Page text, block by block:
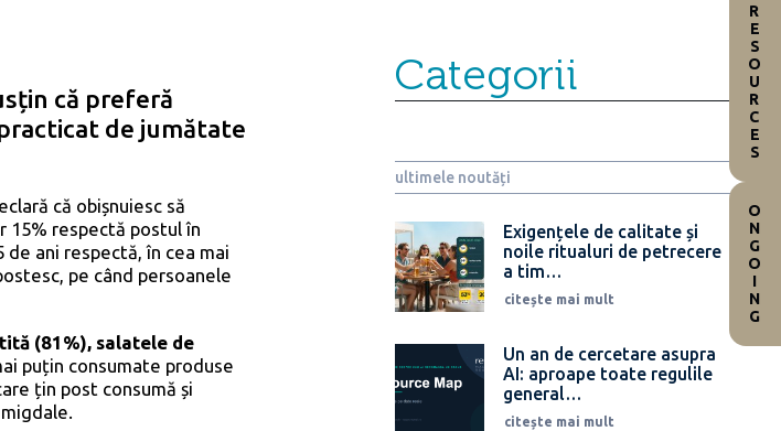
că preferă
de jumătate
că obișnuiesc să
15% respectă postul în
de ani respectă, în cea mai
pe când persoanele
(81%), salatele de
puțin consumate produse
țin post consumă și
Categorii
ultimele noutăți
Exigențele de calitate și
noile ritualuri de petrecere
a tim…
citește mai mult
Un an de cercetare asupra
AI: aproape toate regulile
general…
citește mai mult
RESOURCES
ONGOING